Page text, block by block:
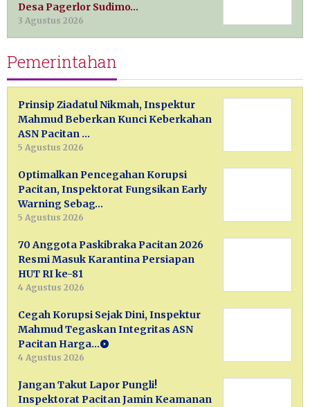
Desa Pagerlor Sudimo…
3 Agustus 2026
Pemerintahan
Prinsip Ziadatul Nikmah, Inspektur
Mahmud Beberkan Kunci Keberkahan
ASN Pacitan …
5 Agustus 2026
Optimalkan Pencegahan Korupsi
Pacitan, Inspektorat Fungsikan Early
Warning Sebag…
5 Agustus 2026
70 Anggota Paskibraka Pacitan 2026
Resmi Masuk Karantina Persiapan
HUT RI ke-81
4 Agustus 2026
Cegah Korupsi Sejak Dini, Inspektur
Mahmud Tegaskan Integritas ASN
Pacitan Harga…
4 Agustus 2026
Jangan Takut Lapor Pungli!
Inspektorat Pacitan Jamin Keamanan